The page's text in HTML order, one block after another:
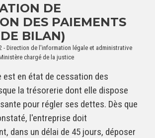
DE
DES PAIEMENTS
BILAN)
- Direction de l'information légale et administrative
chargé de la justice
est en état de cessation des
la trésorerie dont elle dispose
pour régler ses dettes. Dès que
l'entreprise doit
dans un délai de 45 jours, déposer